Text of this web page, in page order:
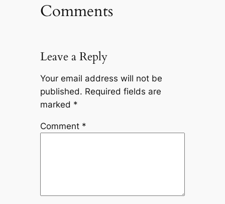
Comments
Leave a Reply
Your email address will not be
published. Required fields are
marked *
Comment *